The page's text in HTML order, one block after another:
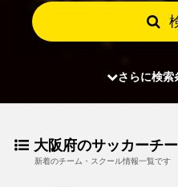
さらに検索
大阪府のサッカーチ
新着のチーム・スクール情報一覧です